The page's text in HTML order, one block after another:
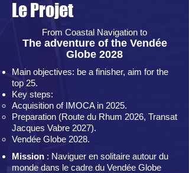
Le Projet
From Coastal Navigation to
The adventure of the Vendée
Globe 2028
Main objectives: be a finisher, aim for the
top 25.
Key steps:
Acquisition of IMOCA in 2025.
Preparation (Route du Rhum 2026, Transat
Jacques Vabre 2027).
Vendée Globe 2028.
Mission : Naviguer en solitaire autour du
monde dans le cadre du Vendée Globe